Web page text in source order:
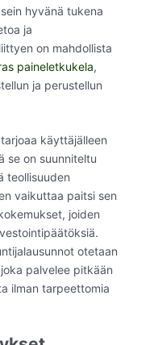
hyvänä tukena
ja
on mahdollista
paineletkukela,
ja perustellun
käyttäjälleen
se on suunniteltu
teollisuuden
vaikuttaa paitsi sen
joiden
otetaan
palvelee pitkään
ilman tarpeettomia